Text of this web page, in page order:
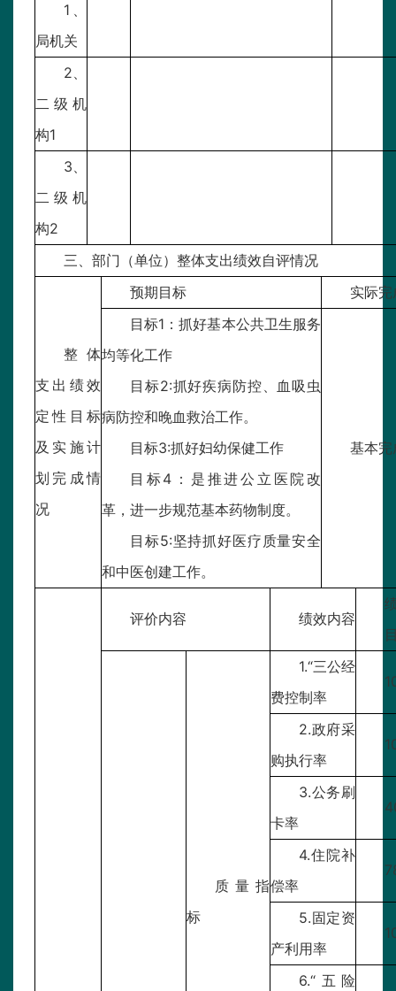
1、
局机关
2、
二级机
构1
3、
二级机
构2
三、部门（单位）整体支出绩效自评情况
整体
支出绩效
定性目标
及实施计
划完成情
况
预期目标
实际完
目标1：抓好基本公共卫生服务
均等化工作
目标2:抓好疾病防控、血吸虫
病防控和晚血救治工作。
目标3:抓好妇幼保健工作
目标4：是推进公立医院改
革，进一步规范基本药物制度。
目标5:坚持抓好医疗质量安全
和中医创建工作。
基本完
评价内容 绩效内容
质量指
标
1.“三公经
费控制率
2.政府采
购执行率
3.公务刷
卡率
4.住院补
偿率
5.固定资
产利用率
6.“五险